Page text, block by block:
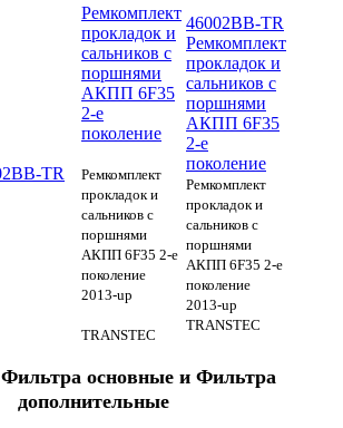
TR
Ремкомплект
прокладок и
сальников с
поршнями
АКПП 6F35
2-е
поколение
Ремкомплект
прокладок и
сальников с
поршнями
АКПП 6F35 2-е
поколение
2013-up
TRANSTEC
46002BB-TR
Ремкомплект
прокладок и
сальников с
поршнями
АКПП 6F35
2-е
поколение
Ремкомплект
прокладок и
сальников с
поршнями
АКПП 6F35 2-е
поколение
2013-up
TRANSTEC
Фильтра основные и Фильтра
дополнительные